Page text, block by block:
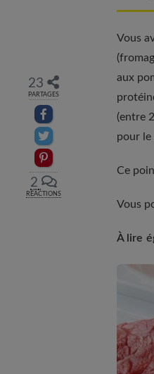
23
PARTAGES
Partager sur facebook
Partager sur Twitter
Epingler sur Pinterest
2
RÉACTIONS
Vous
aux
(entre
pour le
Ce
Vous
À lire